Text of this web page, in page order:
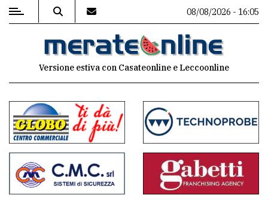
MENU
commenti
Contenuti
del
sito
08/08/2026 - 16:05
Versione estiva con Casateonline e Leccoonline